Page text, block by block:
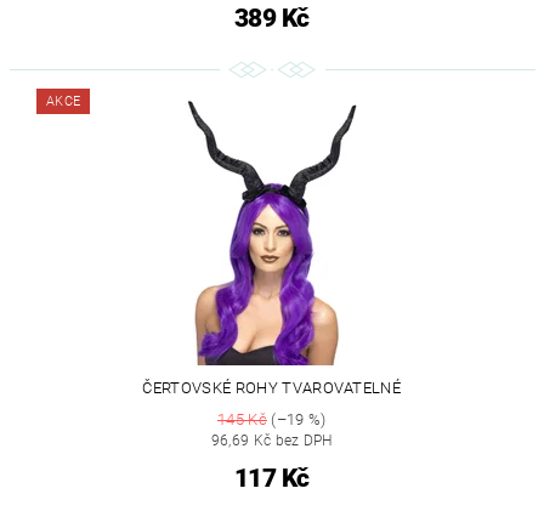
389 Kč
AKCE
ČERTOVSKÉ ROHY TVAROVATELNÉ
145 Kč(–19 %)
96,69 Kč bez DPH
117 Kč